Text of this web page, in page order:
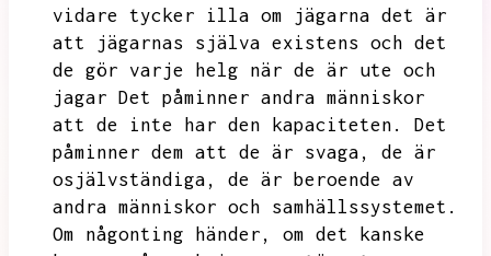
vidare tycker illa om jägarna det är
att jägarnas själva existens och det
de gör varje helg när de är ute och
jagar Det påminner andra människor
att de inte har den kapaciteten.
Det
påminner dem att de är svaga,
de är
osjälvständiga,
de är beroende av
andra människor och samhällssystemet.
Om någonting händer,
om det kanske